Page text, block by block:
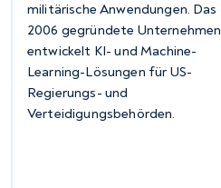
militärische Anwendungen. Das
2006 gegründete Unternehmen
entwickelt KI- und Machine-
Learning-Lösungen für US-
Regierungs- und
Verteidigungsbehörden.